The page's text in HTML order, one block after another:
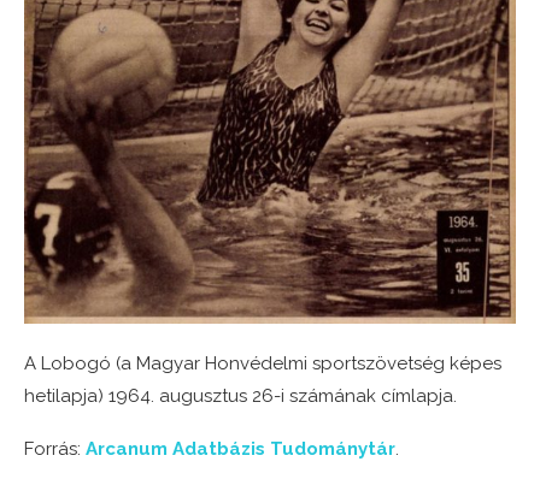
A Lobogó (a Magyar Honvédelmi sportszövetség képes
hetilapja) 1964. augusztus 26-i számának címlapja.
Forrás: Arcanum Adatbázis Tudománytár.